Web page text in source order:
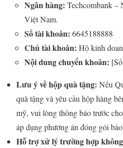
Ngân hàng: Techcombank –
Việt Nam.
Số tài khoản: 6645188888
Chủ tài khoản: Hộ kinh
Nội dung chuyển khoản:
Lưu ý về hộp quà tặng: Nếu
quà tặng và yêu cầu hộp hàng
mỹ, vui lòng thông báo trước
áp dụng phương án đóng gói
Hỗ trợ xử lý trường hợp